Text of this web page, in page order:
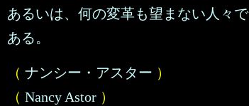
あるいは、何の変革も望まない人々で
ある。
（ ナンシー・アスター ）
（ Nancy Astor ）